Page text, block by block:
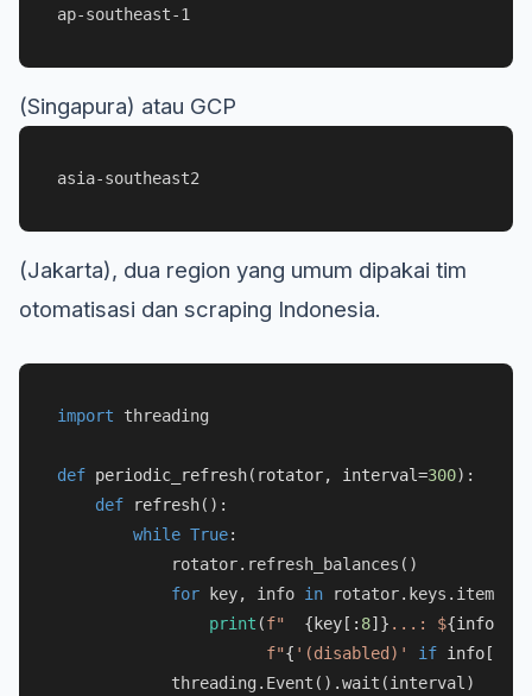
ap-southeast-1
(Singapura) atau GCP
asia-southeast2
(Jakarta), dua region yang umum dipakai tim
otomatisasi dan scraping Indonesia.
import threading
def periodic_refresh( rotator, interval=300):
def
refresh():
while True:
            rotator.refresh_balances()
for key, info in rotator.keys.items():
print (f" {key[: 8]} ...: ${info[
f"{ '(disabled)' if info[
            threading.Event().wait(interval)